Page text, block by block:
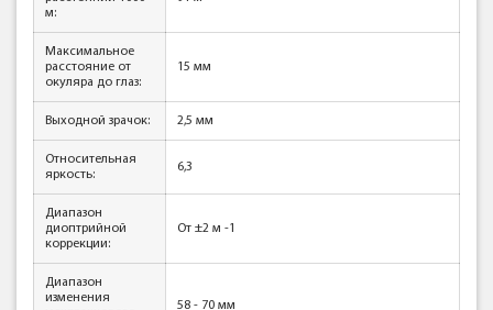
м:
Максимальное
расстояние от
окуляра до глаз:
15 мм
Выходной зрачок: 2,5 мм
Относительная
яркость:
6,3
Диапазон
диоптрийной
коррекции:
От ±2 м -1
Диапазон
изменения
58 - 70 мм